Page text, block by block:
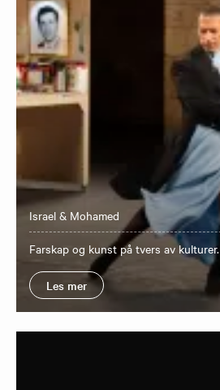
Israel & Mohamed
Farskap og kunst på tvers av kulturer.
Les mer